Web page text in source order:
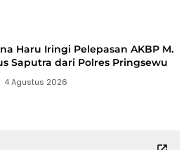
Haru Iringi Pelepasan AKBP M.
Saputra dari Polres Pringsewu
4 Agustus 2026